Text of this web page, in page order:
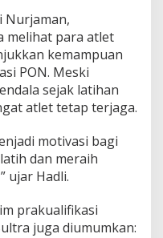
Nurjaman,
melihat para atlet
kemampuan
PON. Meski
sejak latihan
atlet tetap terjaga.
motivasi bagi
dan meraih
ujar Hadli.
prakualifikasi
juga diumumkan: